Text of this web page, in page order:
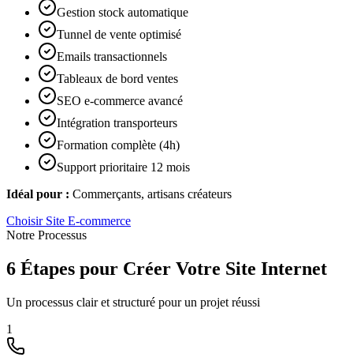
Gestion stock automatique
Tunnel de vente optimisé
Emails transactionnels
Tableaux de bord ventes
SEO e-commerce avancé
Intégration transporteurs
Formation complète (4h)
Support prioritaire 12 mois
Idéal pour : Commerçants, artisans créateurs
Choisir Site E-commerce
Notre Processus
6 Étapes pour Créer Votre Site Internet
Un processus clair et structuré pour un projet réussi
1